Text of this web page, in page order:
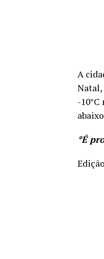
A
Natal,
-
*É